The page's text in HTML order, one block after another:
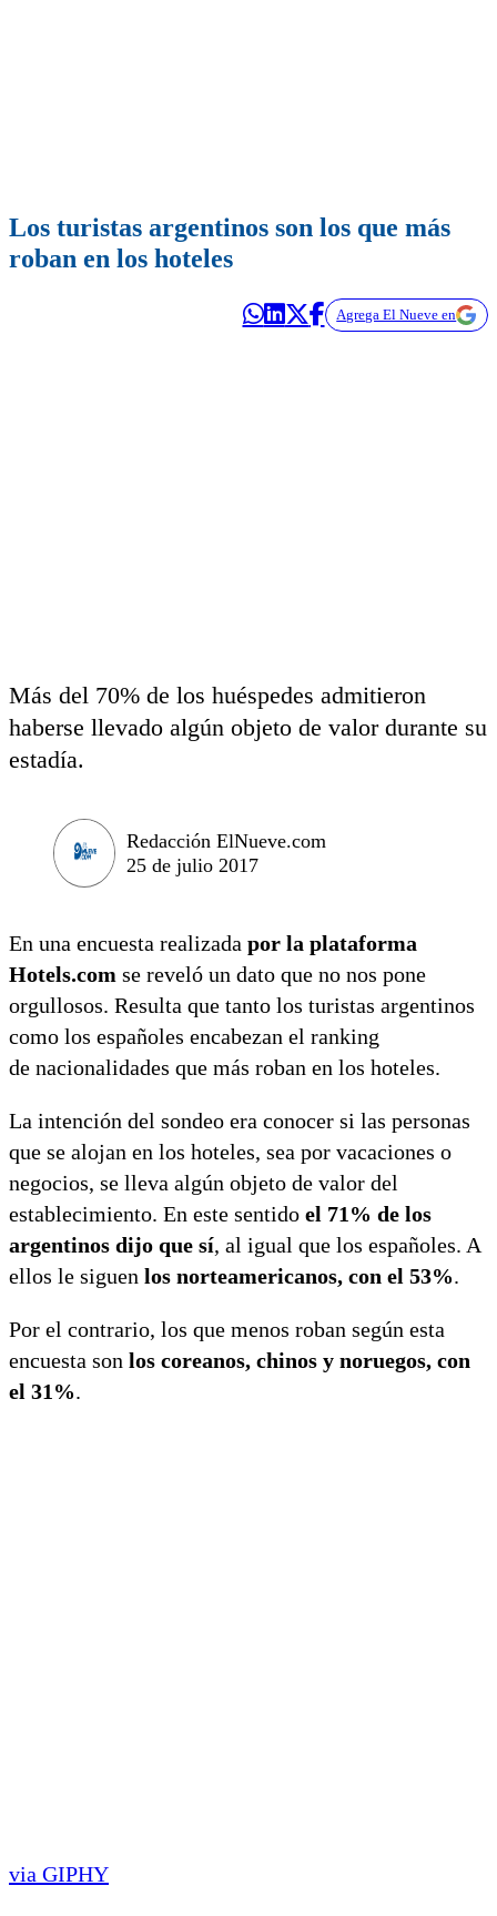
Los turistas argentinos son los que más
roban en los hoteles
Agrega El Nueve en
Más del 70% de los huéspedes admitieron
haberse llevado algún objeto de valor durante su
estadía.
Redacción ElNueve.com
25 de julio 2017
En una encuesta realizada por la plataforma
Hotels.com se reveló un dato que no nos pone
orgullosos. Resulta que tanto los turistas argentinos
como los españoles encabezan el ranking
de nacionalidades que más roban en los hoteles.
La intención del sondeo era conocer si las personas
que se alojan en los hoteles, sea por vacaciones o
negocios, se lleva algún objeto de valor del
establecimiento. En este sentido el 71% de los
argentinos dijo que sí, al igual que los españoles. A
ellos le siguen los norteamericanos, con el 53%.
Por el contrario, los que menos roban según esta
encuesta son los coreanos, chinos y noruegos, con
el 31%.
via GIPHY